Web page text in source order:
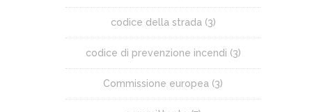
codice della strada (3)
codice di prevenzione incendi (3)
Commissione europea (3)